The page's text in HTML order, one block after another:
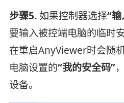
步骤5. 如果控制器选择“
要输入被控端电脑的临时
在重启AnyViewer时会随
电脑设置的“我的安全码”
设备。